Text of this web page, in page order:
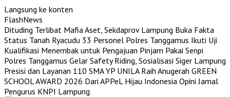
Langsung ke konten
FlashNews
Dituding Terlibat Mafia Aset, Sekdaprov Lampung Buka Fakta
Status Tanah Ryacudu 33 Personel Polres Tanggamus Ikuti Uji
Kualifikasi Menembak untuk Pengajuan Pinjam Pakai Senpi
Polres Tanggamus Gelar Safety Riding, Sosialisasi Siger Lampung
Presisi dan Layanan 110 SMA YP UNILA Raih Anugerah GREEN
SCHOOL AWARD 2026 Dari APPeL Hijau Indonesia Opini Jamal
Pengurus KNPI Lampung